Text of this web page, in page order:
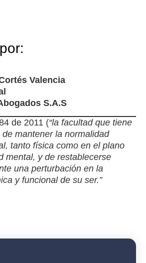
Valencia
S.A.S
de 2011 (“la facultad que tiene
mantener la normalidad
tanto física como en el plano
mental, y de restablecerse
una perturbación en la
y funcional de su ser.”